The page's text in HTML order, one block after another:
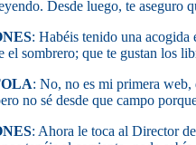
Desde luego, te aseguro
: Habéis tenido una acogida
el sombrero; que te gustan los
: No, no es mi primera web,
no sé desde que campo
: Ahora le toca al Director